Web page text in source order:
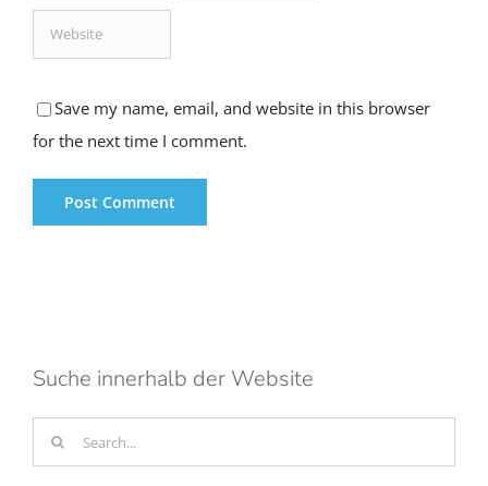
Save my name, email, and website in this browser
for the next time I comment.
Suche innerhalb der Website
Search
for: